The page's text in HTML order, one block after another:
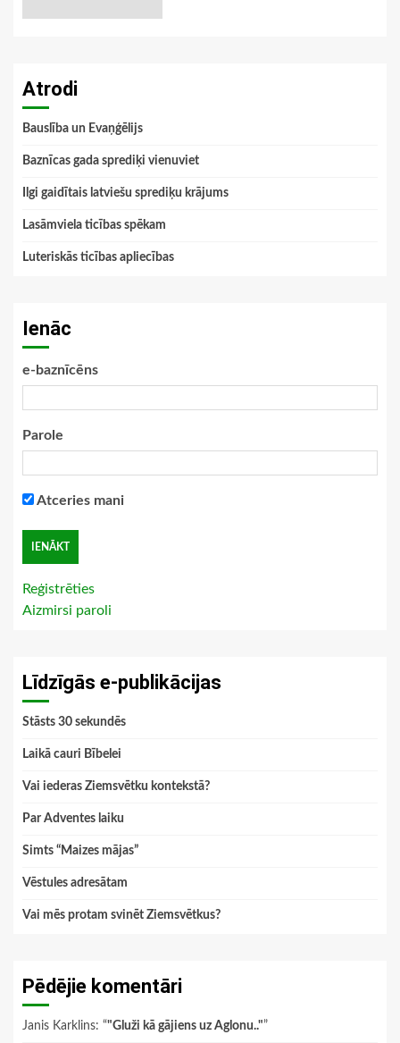
Atrodi
Bauslība un Evaņģēlijs
Baznīcas gada sprediķi vienuviet
Ilgi gaidītais latviešu sprediķu krājums
Lasāmviela ticības spēkam
Luteriskās ticības apliecības
Ienāc
e-baznīcēns
Parole
Atceries mani
Reģistrēties
Aizmirsi paroli
Līdzīgās e-publikācijas
Stāsts 30 sekundēs
Laikā cauri Bībelei
Vai iederas Ziemsvētku kontekstā?
Par Adventes laiku
Simts “Maizes mājas”
Vēstules adresātam
Vai mēs protam svinēt Ziemsvētkus?
Pēdējie komentāri
Janis Karklins: “"Gluži kā gājiens uz Aglonu.."”